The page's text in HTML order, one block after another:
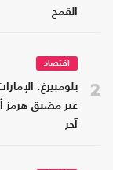
القمح
2
اقتصاد
بلومبيرغ:
عبر مضيق هرمز
آخر